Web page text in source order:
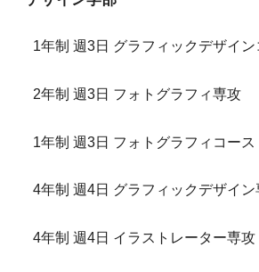
1年制 週3日 グラフィックデザイン
2年制 週3日 フォトグラフィ専攻
1年制 週3日 フォトグラフィコース
4年制 週4日 グラフィックデザイン
4年制 週4日 イラストレーター専攻